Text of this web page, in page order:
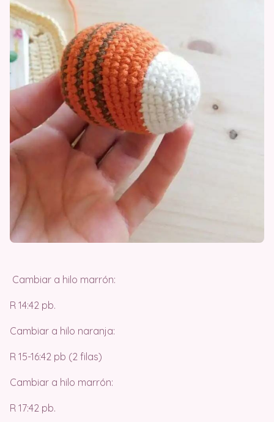
Cambiar a hilo marrón:
R 14:42 pb.
Cambiar a hilo naranja:
R 15-16:42 pb (2 filas)
Cambiar a hilo marrón:
R 17:42 pb.